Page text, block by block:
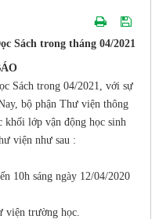
Sách trong tháng 04/2021
Sách trong 04/2021, với sự
bộ phận Thư viện thông
khối lớp vận động học sinh
viện như sau :
10h sáng ngày 12/04/2020
trường học.